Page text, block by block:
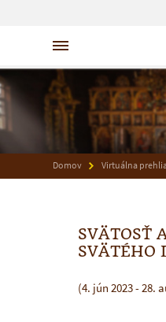
Domov Virtuálna
SVÄTOSŤ
SVÄTÉHO
(4. jún 2023 - 28.